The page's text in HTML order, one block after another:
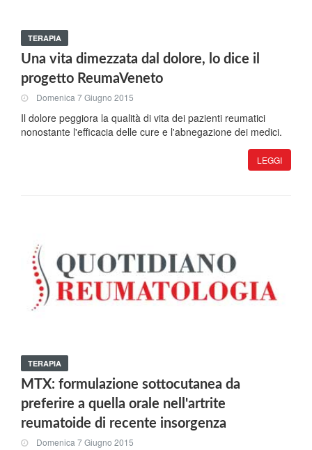
TERAPIA
Una vita dimezzata dal dolore, lo dice il
progetto ReumaVeneto
Domenica 7 Giugno 2015
Il dolore peggiora la qualità di vita dei pazienti reumatici
nonostante l'efficacia delle cure e l'abnegazione dei medici.
LEGGI
TERAPIA
MTX: formulazione sottocutanea da
preferire a quella orale nell'artrite
reumatoide di recente insorgenza
Domenica 7 Giugno 2015